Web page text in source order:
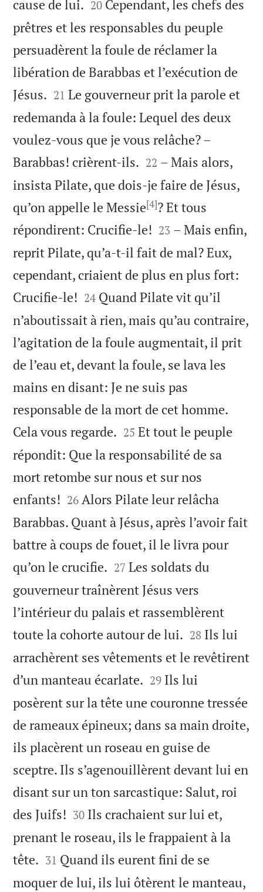
cause de lui. 

20 Cependant, les chefs des
prêtres et les responsables du peuple
persuadèrent la foule de réclamer la
libération de Barabbas et l’exécution de
Jésus. 

21 Le gouverneur prit la parole et
redemanda à la foule: Lequel des deux
voulez-vous que je vous relâche? –
Barabbas! crièrent-ils. 

22 – Mais alors,
insista Pilate, que dois-je faire de Jésus,
qu’on appelle le Messie[4]? Et tous
répondirent: Crucifie-le! 

23 – Mais enfin,
reprit Pilate, qu’a-t-il fait de mal? Eux,
cependant, criaient de plus en plus fort:
Crucifie-le! 

24 Quand Pilate vit qu’il
n’aboutissait à rien, mais qu’au contraire,
l’agitation de la foule augmentait, il prit
de l’eau et, devant la foule, se lava les
mains en disant: Je ne suis pas
responsable de la mort de cet homme.
Cela vous regarde. 

25 Et tout le peuple
répondit: Que la responsabilité de sa
mort retombe sur nous et sur nos
enfants! 

26 Alors Pilate leur relâcha
Barabbas. Quant à Jésus, après l’avoir fait
battre à coups de fouet, il le livra pour
qu’on le crucifie. 

27 Les soldats du
gouverneur traînèrent Jésus vers
l’intérieur du palais et rassemblèrent
toute la cohorte autour de lui. 

28 Ils lui
arrachèrent ses vêtements et le revêtirent
d’un manteau écarlate. 

29 Ils lui
posèrent sur la tête une couronne tressée
de rameaux épineux; dans sa main droite,
ils placèrent un roseau en guise de
sceptre. Ils s’agenouillèrent devant lui en
disant sur un ton sarcastique: Salut, roi
des Juifs! 

30 Ils crachaient sur lui et,
prenant le roseau, ils le frappaient à la
tête. 

31 Quand ils eurent fini de se
moquer de lui, ils lui ôtèrent le manteau,